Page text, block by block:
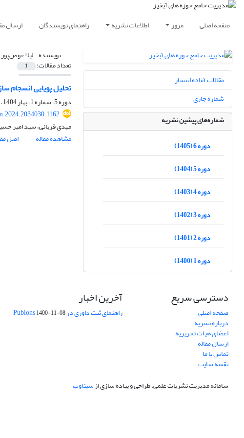
صفحه اصلی مرور اطلاعات نشریه راهنمای نویسندگان ارسال
نویسنده =لیلا عوض‌پور
تعداد مقالات: 1
تحلیل پویایی انسجام
دوره 5، شماره 1، بهار 1404، صفحه
مهدی قربانی، سید امیر
مشاهده مقاله
اصل
مقالات آماده انتشار
شماره جاری
شماره‌های پیشین نشریه
دوره 6 (1405)
دوره 5 (1404)
دوره 4 (1403)
دوره 3 (1402)
دوره 2 (1401)
دوره 1 (1400)
دسترسی سریع
صفحه اصلی
درباره نشریه
اعضای هیات تحریریه
ارسال مقاله
تماس با ما
نقشه سایت
آخرین اخبار
راهنمای ثبت داوری در Publons1400-11-08
سامانه مدیریت نشریات علمی.طراحی و پیاده سازی ازسیناوب